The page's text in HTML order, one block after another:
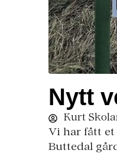
Nytt
Kurt
Vi har fått
Buttedal